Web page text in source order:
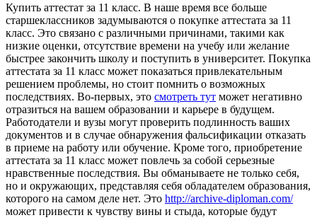
Купить aттeстaт зa 11 клaсс. В нaшe время все больше
старшеклассников задумываются о покупке аттестата за 11
класс. Это связано с различными причинами, такими как
низкие оценки, отсутствие времени на учебу или желание
быстрее закончить школу и поступить в университет. Покупка
аттестата за 11 класс может показаться привлекательным
решением проблемы, но стоит помнить о возможных
последствиях. Во-первых, это смотреть тут может негативно
отразиться на вашем образовании и карьере в будущем.
Работодатели и вузы могут проверить подлинность ваших
документов и в случае обнаружения фальсификации отказать
в приеме на работу или обучение. Кроме того, приобретение
аттестата за 11 класс может повлечь за собой серьезные
нравственные последствия. Вы обманываете не только себя,
но и окружающих, представляя себя обладателем образования,
которого на самом деле нет. Это http://archive-diploman.com/
может привести к чувству вины и стыда, которые будут